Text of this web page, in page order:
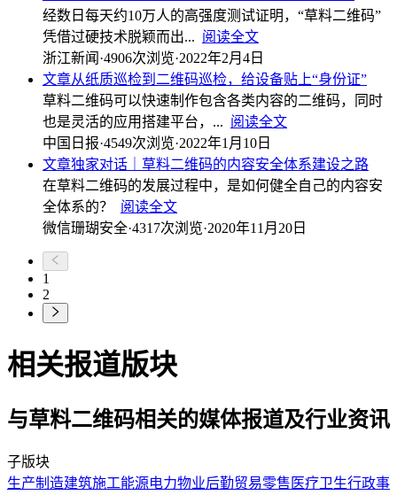
经数日每天约10万人的高强度测试证明，“草料二维码”
凭借过硬技术脱颖而出... 阅读全文
浙江新闻 ·4906次浏览·2022年2月4日
文章从纸质巡检到二维码巡检，给设备贴上“身份证”
草料二维码可以快速制作包含各类内容的二维码，同时
也是灵活的应用搭建平台，... 阅读全文
中国日报·4549次浏览·2022年1月10日
文章独家对话｜草料二维码的内容安全体系建设之路
在草料二维码的发展过程中，是如何健全自己的内容安
全体系的？
阅读全文
微信珊瑚安全·4317次浏览·2020年11月20日
1
2
相关报道版块
与草料二维码相关的媒体报道及行业资讯
子版块
生产制造建筑施工能源电力物业后勤贸易零售 医疗卫生行政事